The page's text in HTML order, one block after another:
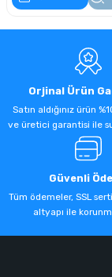
Orjinal Ürün
Satın aldığınız ürün
ve üretici garantisi ile
Güvenli
Tüm ödemeler, SSL
altyapı ile